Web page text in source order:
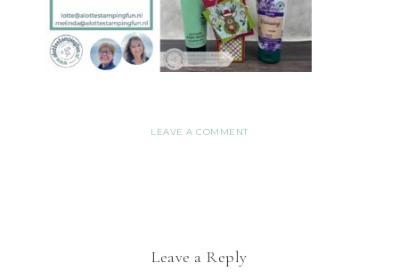
LEAVE A COMMENT
Leave a Reply